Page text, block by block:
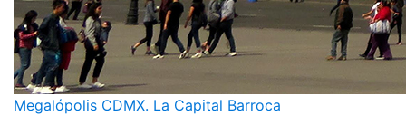
Megalópolis CDMX. La Capital Barroca